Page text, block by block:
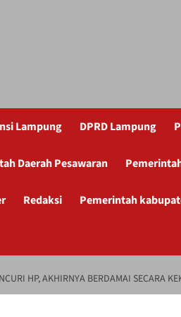
Lampung DPRD Lampung
Daerah Pesawaran
Redaksi Pemerintah
HP, AKHIRNYA BERDAMAI SECARA